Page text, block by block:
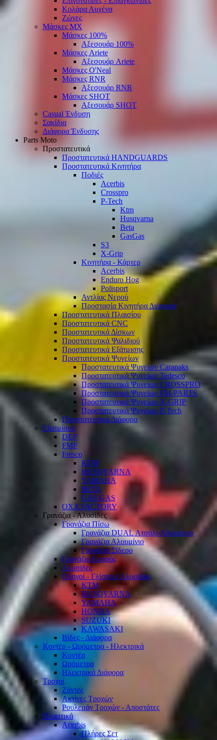
Κολάρα Αυχένα
Ζώνες
Μάσκες ΜΧ
Μάσκες 100%
Αξεσουάρ 100%
Μάσκες Ariete
Αξεσουάρ Ariete
Μάσκες O'Neal
Μάσκες RNR
Αξεσουάρ RNR
Μάσκες SHOT
Αξεσουάρ SHOT
Casual Ένδυση
Σακίδια
Διάφορα Ένδυσης
Parts Moto
Προστατευτικά
Προστατευτικά HANDGUARDS
Προστατευτικά Κινητήρα
Ποδιές
Acerbis
Crosspro
P-Tech
Ktm
Husqvarna
Beta
GasGas
S3
X-Grip
Κινητήρα - Κάρτερ
Acerbis
Enduro Hog
Polisport
Αντλίας Νερού
Προστασία Κινητήρα Διάφορα
Προστατευτικά Πλαισίου
Προστατευτικά CNC
Προστατευτικά Δίσκων
Προστατευτικά Ψαλιδιού
Προστατευτικά Εξάτμισης
Προστατευτικά Ψυγείων
Προστατευτικά Ψυγείων Carapaks
Προστατευτικά Ψυγείων Tedesco
Προστατευτικά Ψυγείων CROSSPRO
Προστατευτικά Ψυγείων FM-PARTS
Προστατευτικά Ψυγείων X-GRIP
Προστατευτικά Ψυγείων P-Tech
Προστατευτικά Διάφορα
Εξατμίσεις
DEP
FMF
Fresco
KTM
HUSQVARNA
YAMAHA
BETA
GAS GAS
OXA FACTORY
Γρανάζια - Αλυσίδες
Γρανάζια Πίσω
Γρανάζια DUAL Ατσάλι-Αλουμίνιο
Γρανάζια Αλουμίνιο
Γρανάζια Σίδερο
Γρανάζια Εμπρός
Αλυσίδες
Οδηγοί - Γλίστρες Αλυσίδας
KTM
HUSQVARNA
YAMAHA
HONDA
SUZUKI
KAWASAKI
Βίδες - Διάφορα
Κοντέρ - Ωρόμετρα - Ηλεκτρικά
Κοντέρ
Ωρόμετρα
Ηλεκτρικά Διάφορα
Τροχοί
Ζάντες
Ακτίνες Τροχών
Ρουλεμάν Τροχών - Αποστάτες
Πλαστικά
Acerbis
Πλήρες Σετ